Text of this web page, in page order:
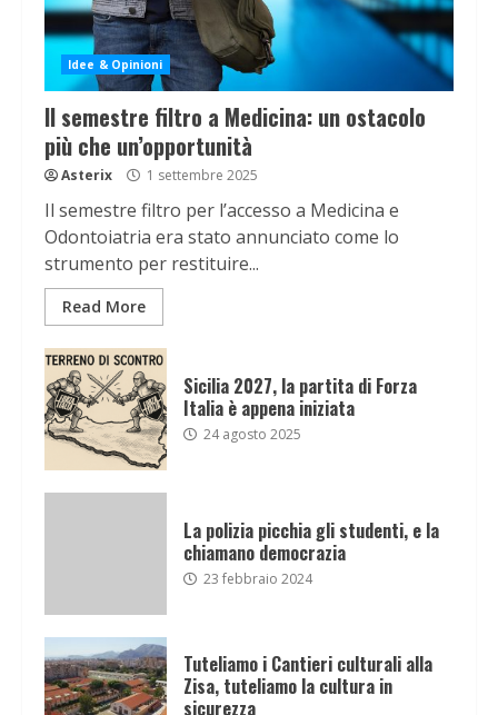
Idee & Opinioni
Il semestre filtro a Medicina: un ostacolo
più che un’opportunità
Asterix 1 settembre 2025
Il semestre filtro per l’accesso a Medicina e
Odontoiatria era stato annunciato come lo
strumento per restituire...
Read More
Sicilia 2027, la partita di Forza
Italia è appena iniziata
24 agosto 2025
La polizia picchia gli studenti, e la
chiamano democrazia
23 febbraio 2024
Tuteliamo i Cantieri culturali alla
Zisa, tuteliamo la cultura in
sicurezza